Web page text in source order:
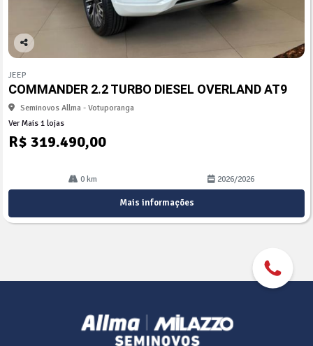
Co
arti
lhe
JEEP
COMMANDER 2.2 TURBO DIESEL OVERLAND AT9
Seminovos Allma - Votuporanga
Ver Mais 1 lojas
R$ 319.490,00
0 km 2026/2026
Mais informações